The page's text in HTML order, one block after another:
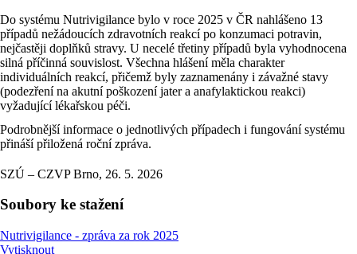
Do systému Nutrivigilance bylo v roce 2025 v ČR nahlášeno 13
případů nežádoucích zdravotních reakcí po konzumaci potravin,
nejčastěji doplňků stravy. U necelé třetiny případů byla vyhodnocena
silná příčinná souvislost. Všechna hlášení měla charakter
individuálních reakcí, přičemž byly zaznamenány i závažné stavy
(podezření na akutní poškození jater a anafylaktickou reakci)
vyžadující lékařskou péči.
Podrobnější informace o jednotlivých případech i fungování systému
přináší přiložená roční zpráva.
SZÚ – CZVP Brno, 26. 5. 2026
Soubory ke stažení
Nutrivigilance - zpráva za rok 2025
Vytisknout